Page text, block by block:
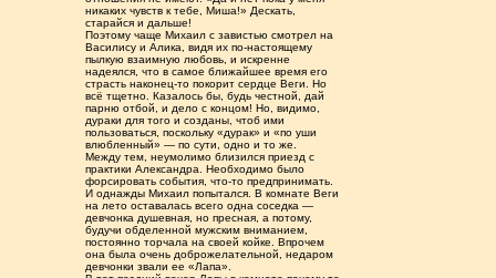
никаких чувств к тебе, Миша!» Дескать,
старайся и дальше!
Поэтому чаще Михаил с завистью смотрел на
Василису и Алика, видя их по-настоящему
пылкую взаимную любовь, и искренне
надеялся, что в самое ближайшее время его
страсть наконец-то покорит сердце Веги. Но
всё тщетно. Казалось бы, будь честной, дай
парню отбой, и дело с концом! Но, видимо,
дураки для того и созданы, чтоб ими
пользоваться, поскольку «дурак» и «по уши
влюбленный» — по сути, одно и то же.
Между тем, неумолимо близился приезд с
практики Александра. Необходимо было
форсировать события, что-то предпринимать.
И однажды Михаил попытался. В комнате Веги
на лето оставалась всего одна соседка —
девчонка душевная, но пресная, а потому,
будучи обделенной мужским вниманием,
постоянно торчала на своей койке. Впрочем
она была очень доброжелательной, недаром
девчонки звали ее «Лапа».